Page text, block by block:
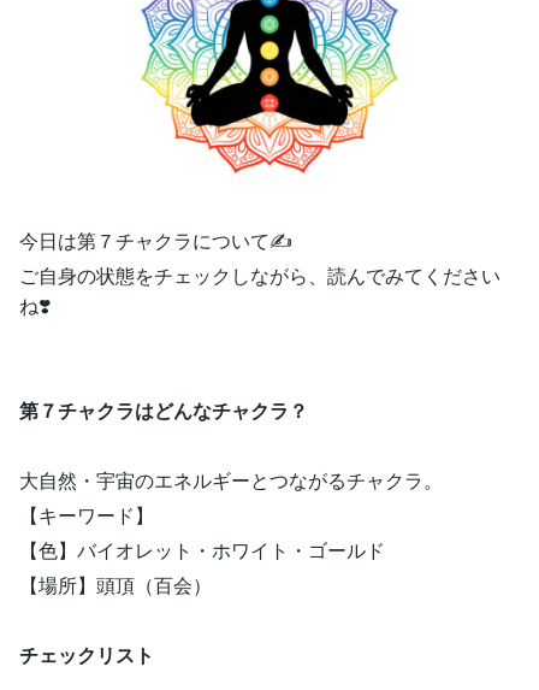
今日は第７チャクラについて✍️
ご自身の状態をチェックしながら、読んでみてください
ね❣️
第７チャクラはどんなチャクラ？
大自然・宇宙のエネルギーとつながるチャクラ。
【キーワード】
【色】バイオレット・ホワイト・ゴールド
【場所】頭頂（百会）
チェックリスト